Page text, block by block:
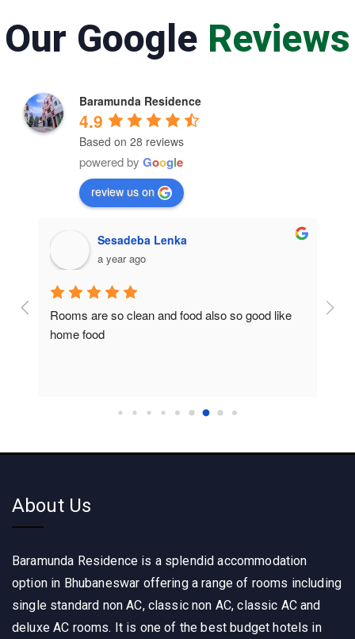
Our Google Reviews
Baramunda Residence
4.9
Based on 28 reviews
powered by Google
review us on
Sesadeba Lenka
a year ago
Rooms are so clean and food also so good like
home food
So
About Us
Baramunda Residence is a splendid accommodation
option in Bhubaneswar offering a range of rooms including
single standard non AC, classic non AC, classic AC and
deluxe AC rooms. It is one of the best budget hotels in